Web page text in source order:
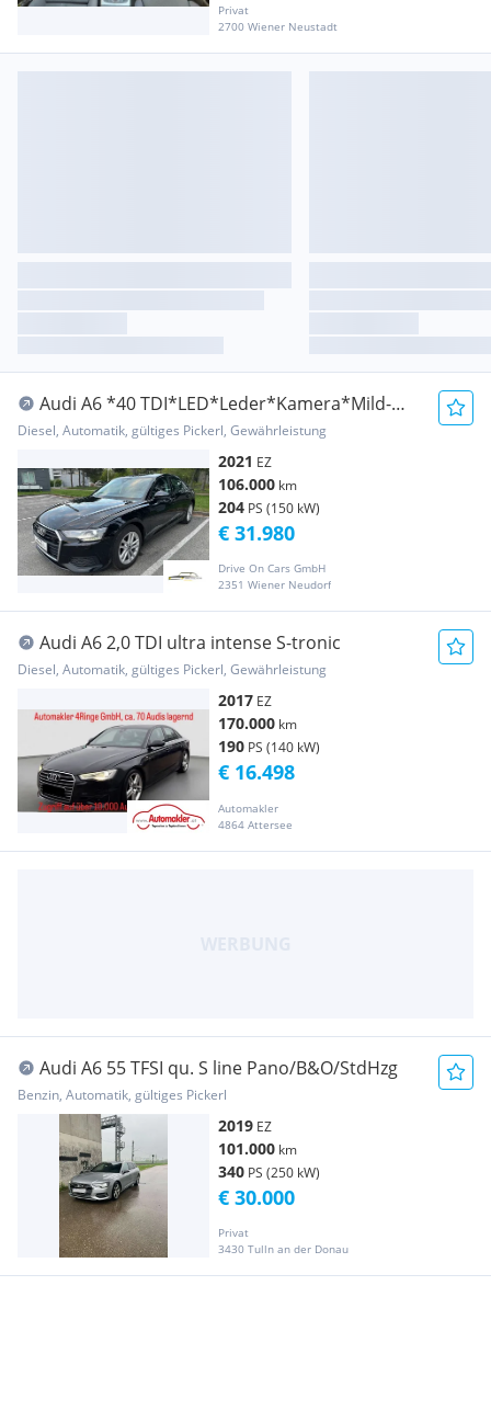
Privat
2700 Wiener Neustadt
Audi A6 *40 TDI*LED*Leder*Kamera*Mild-
Hybrid-Technol...
Diesel, Automatik, gültiges Pickerl, Gewährleistung
2021 EZ
106.000 km
204 PS (150 kW)
Drive On Cars GmbH
2351 Wiener Neudorf
€ 31.980
Audi A6 2,0 TDI ultra intense S-tronic
Diesel, Automatik, gültiges Pickerl, Gewährleistung
2017 EZ
170.000 km
190 PS (140 kW)
Automakler
4864 Attersee
€ 16.498
Audi A6 55 TFSI qu. S line Pano/B&O/StdHzg
Benzin, Automatik, gültiges Pickerl
2019 EZ
101.000 km
340 PS (250 kW)
Privat
3430 Tulln an der Donau
€ 30.000